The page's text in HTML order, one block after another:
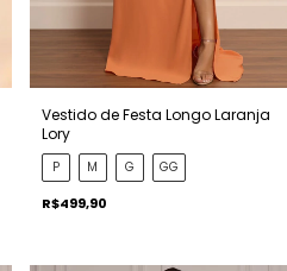
Vestido de Festa Longo Laranja
Lory
P M G GG
R$499,90